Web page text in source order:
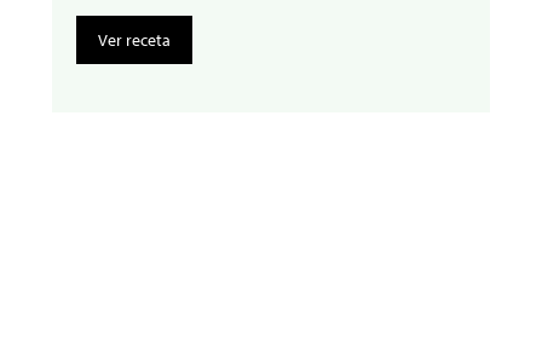
Ver receta